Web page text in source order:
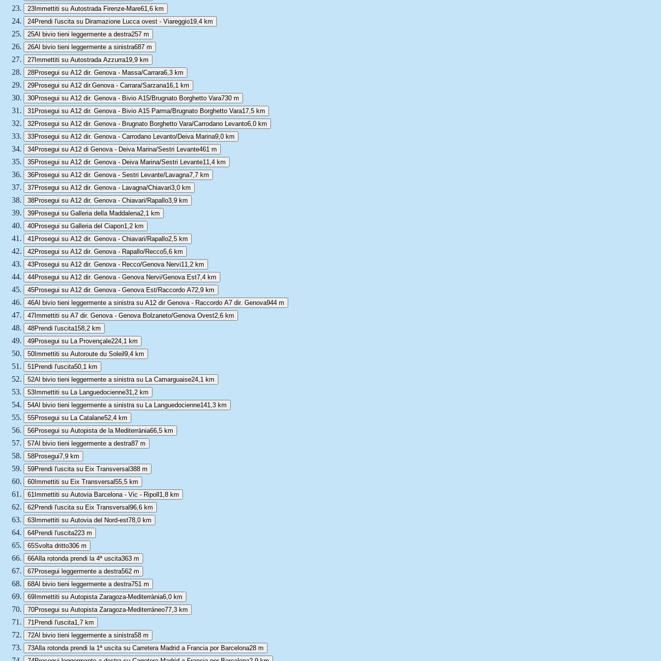
23Immettiti su Autostrada Firenze-Mare61,6 km
24Prendi l'uscita su Diramazione Lucca ovest - Viareggio19,4 km
25Al bivio tieni leggermente a destra257 m
26Al bivio tieni leggermente a sinistra687 m
27Immettiti su Autostrada Azzurra19,9 km
28Prosegui su A12 dir. Genova - Massa/Carrara6,3 km
29Prosegui su A12 dir.Genova - Carrara/Sarzana16,1 km
30Prosegui su A12 dir. Genova - Bivio A15/Brugnato Borghetto Vara730 m
31 Prosegui su A12 dir. Genova - Bivio A15 Parma/Brugnato Borghetto Vara17,5 km
32Prosegui su A12 dir. Genova - Brugnato Borghetto Vara/Carrodano Levanto6,0 km
33Prosegui su A12 dir. Genova - Carrodano Levanto/Deiva Marina9,0 km
34Prosegui su A12 di Genova - Deiva Marina/Sestri Levante461 m
35Prosegui su A12 dir. Genova - Deiva Marina/Sestri Levante11,4 km
36Prosegui su A12 dir. Genova - Sestri Levante/Lavagna7,7 km
37Prosegui su A12 dir. Genova - Lavagna/Chiavari3,0 km
38Prosegui su A12 dir. Genova - Chiavari/Rapallo3,9 km
39Prosegui su Galleria della Maddalena2,1 km
40Prosegui su Galleria del Ciapon1,2 km
41 Prosegui su A12 dir. Genova - Chiavari/Rapallo2,5 km
42Prosegui su A12 dir. Genova - Rapallo/Recco5,6 km
43Prosegui su A12 dir. Genova - Recco/Genova Nervi11,2 km
44Prosegui su A12 dir. Genova - Genova Nervi/Genova Est7,4 km
45Prosegui su A12 dir. Genova - Genova Est/Raccordo A72,9 km
46Al bivio tieni leggermente a sinistra su A12 dir Genova - Raccordo A7 dir. Genova944 m
47Immettiti su A7 dir. Genova - Genova Bolzaneto/Genova Ovest2,6 km
48Prendi l'uscita158,2 km
49Prosegui su La Provençale224,1 km
50Immettiti su Autoroute du Soleil9,4 km
51 Prendi l'uscita50,1 km
52Al bivio tieni leggermente a sinistra su La Camarguaise24,1 km
53Immettiti su La Languedocienne31,2 km
54Al bivio tieni leggermente a sinistra su La Languedocienne141,3 km
55Prosegui su La Catalane52,4 km
56Prosegui su Autopista de la Mediterrània66,5 km
57Al bivio tieni leggermente a destra87 m
58Prosegui7,9 km
59Prendi l'uscita su Eix Transversal388 m
60Immettiti su Eix Transversal55,5 km
61 Immettiti su Autovia Barcelona - Vic - Ripoll1,8 km
62Prendi l'uscita su Eix Transversal96,6 km
63Immettiti su Autovia del Nord-est78,0 km
64Prendi l'uscita223 m
65Svolta dritto306 m
66Alla rotonda prendi la 4ª uscita363 m
67Prosegui leggermente a destra562 m
68Al bivio tieni leggermente a destra751 m
69Immettiti su Autopista Zaragoza-Mediterrània6,0 km
70Prosegui su Autopista Zaragoza-Mediterráneo77,3 km
71 Prendi l'uscita1,7 km
72Al bivio tieni leggermente a sinistra58 m
73Alla rotonda prendi la 1ª uscita su Carretera Madrid a Francia por Barcelona28 m